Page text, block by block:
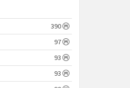
390
97
93
93